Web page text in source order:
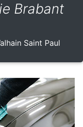
Brabant
Saint Paul